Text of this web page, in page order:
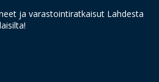
ja varastointiratkaisut Lahdesta